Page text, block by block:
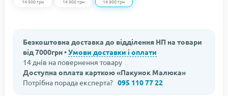
14 900 грн 14 900 грн 14 900 грн
Безкоштовна доставка до відділення НП на товари
від 7000грн •Умови доставки і оплати
14 днів на повернення товару
Доступна оплата карткою «Пакунок Малюка»
Потрібна порада експерта? 095 110 77 22